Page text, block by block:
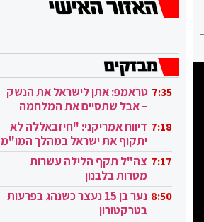
7:35 טראמפ: אתן לישראל את הנשק
– אבל שתסיים את המלחמה
בעזה 7:18 דיווח אמריקני: "חיזבאללה לא
יתקוף את ישראל במהלך המו"מ
בקטאר" 7:17 צה"ל תקף הלילה עשרות
מטרות בלבנון
8:50
נער בן 15 נעצר כשנהג בפרעות
בטרקטורון